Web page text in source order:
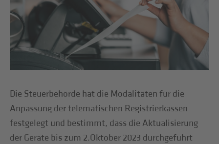
Die Steuerbehörde hat die Modalitäten für die
Anpassung der telematischen Registrierkassen
festgelegt und bestimmt, dass die Aktualisierung
der Geräte bis zum 2.Oktober 2023 durchgeführt